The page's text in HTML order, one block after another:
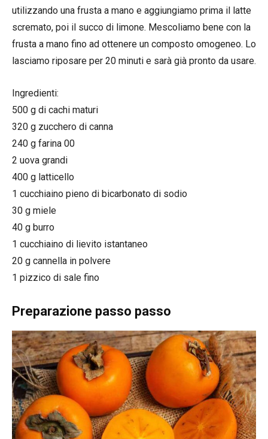
utilizzando una frusta a mano e aggiungiamo prima il latte
scremato, poi il succo di limone. Mescoliamo bene con la
frusta a mano fino ad ottenere un composto omogeneo. Lo
lasciamo riposare per 20 minuti e sarà già pronto da usare.
Ingredienti:
500 g di cachi maturi
320 g zucchero di canna
240 g farina 00
2 uova grandi
400 g latticello
1 cucchiaino pieno di bicarbonato di sodio
30 g miele
40 g burro
1 cucchiaino di lievito istantaneo
20 g cannella in polvere
1 pizzico di sale fino
Preparazione passo passo